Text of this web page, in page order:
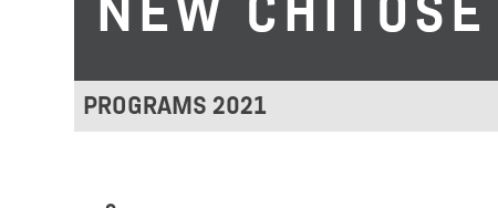
NEW
PROGRAMS 2021